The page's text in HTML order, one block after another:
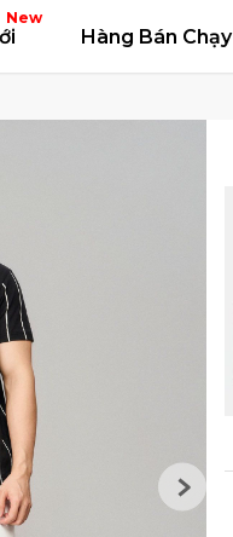
New
Hàng Bán Chạy